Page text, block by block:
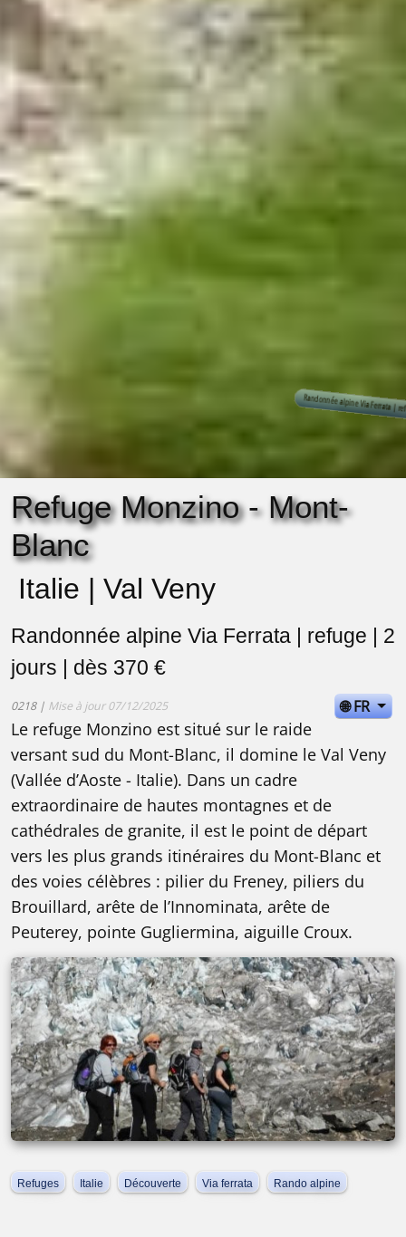
Refuge Monzino - Mont-
Blanc
Italie | Val Veny
Randonnée alpine Via Ferrata | refuge | 2
jours | dès 370 €
0218 | Mise à jour 07/12/2025 🌐 FR
Le refuge Monzino est situé sur le raide
versant sud du Mont-Blanc, il domine le Val Veny
(Vallée d’Aoste - Italie). Dans un cadre
extraordinaire de hautes montagnes et de
cathédrales de granite, il est le point de départ
vers les plus grands itinéraires du Mont-Blanc et
des voies célèbres : pilier du Freney, piliers du
Brouillard, arête de l’Innominata, arête de
Peuterey, pointe Gugliermina, aiguille Croux.
Refuges Italie Découverte Via ferrata Rando alpine